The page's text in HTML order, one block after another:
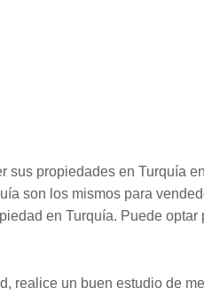
sus propiedades en Turquía
son los mismos para
en Turquía. Puede
realice un buen estudio de